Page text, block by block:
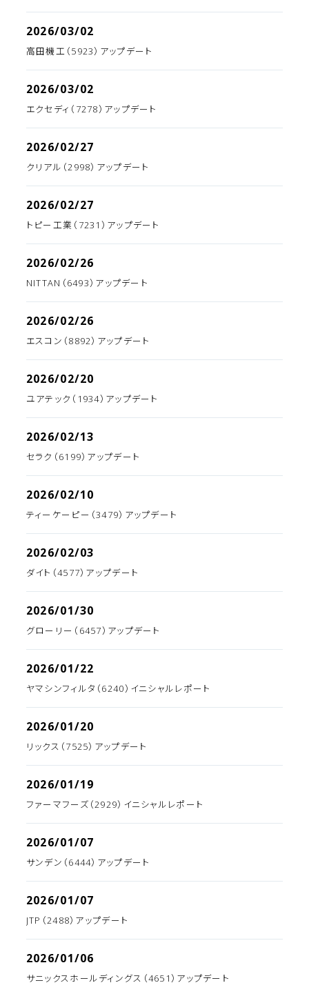
2026/03/02
高田機工（5923）アップデート
2026/03/02
エクセディ（7278）アップデート
2026/02/27
クリアル（2998）アップデート
2026/02/27
トピー工業（7231）アップデート
2026/02/26
NITTAN（6493）アップデート
2026/02/26
エスコン（8892）アップデート
2026/02/20
ユアテック（1934）アップデート
2026/02/13
セラク（6199）アップデート
2026/02/10
ティーケーピー（3479）アップデート
2026/02/03
ダイト（4577）アップデート
2026/01/30
グローリー（6457）アップデート
2026/01/22
ヤマシンフィルタ（6240）イニシャルレポート
2026/01/20
リックス（7525）アップデート
2026/01/19
ファーマフーズ（2929）イニシャルレポート
2026/01/07
サンデン（6444）アップデート
2026/01/07
JTP（2488）アップデート
2026/01/06
サニックスホールディングス（4651）アップデート